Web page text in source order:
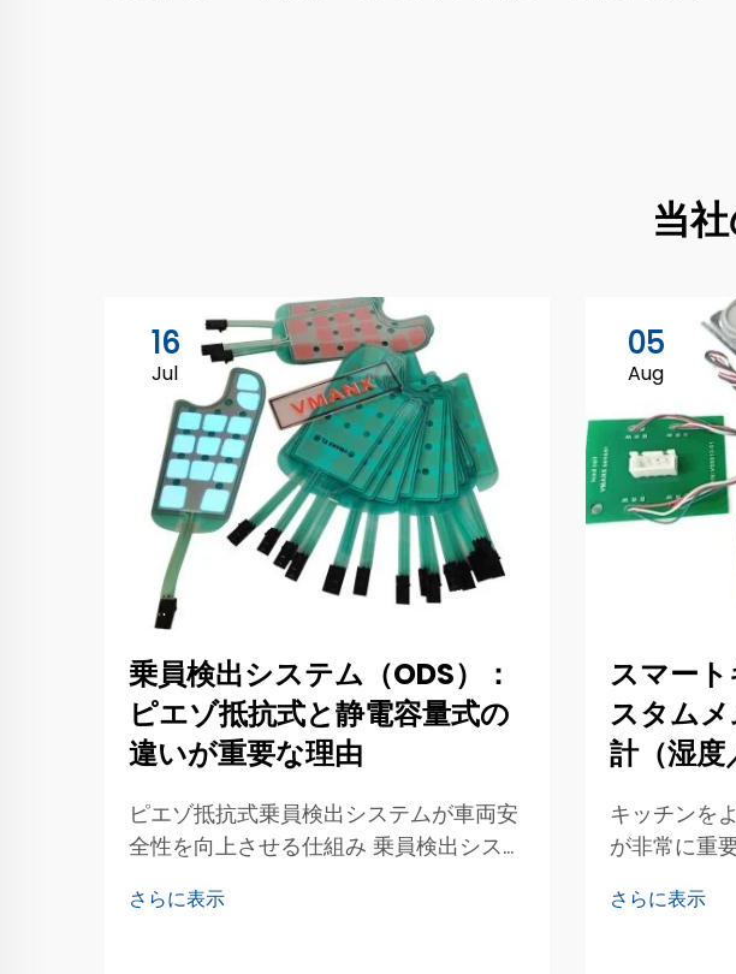
当
16
Jul
乗員検出システム（ODS）：
ピエゾ抵抗式と静電容量式の
違いが重要な理由
ピエゾ抵抗式乗員検出システムが車両安
全性を向上させる仕組み 乗員検出システ
車載の安全システムへ適切な情報を提供
さらに表示
05
Aug
スマー
スタム
計（湿度
キッチンを
が非常に重
レンジやコ
さらに表示